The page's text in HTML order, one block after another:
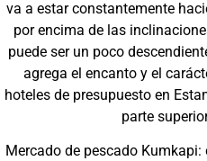
va a estar constantemente
por encima de las
puede ser un poco
agrega el encanto y el
hoteles de presupuesto en
parte
Mercado de pescado